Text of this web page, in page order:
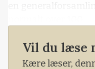
en
Vil du læse
Kære læser,